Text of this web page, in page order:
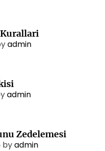
admin
admin
Zedelemesi
byadmin